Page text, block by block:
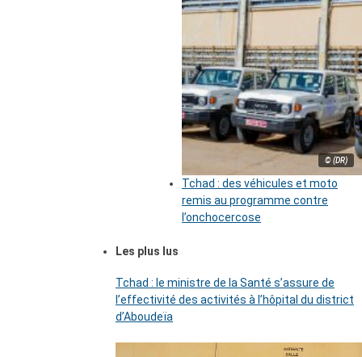
© (DR)
Tchad : des véhicules et moto
remis au programme contre
l’onchocercose
Les plus lus
Tchad : le ministre de la Santé s’assure de
l’effectivité des activités à l’hôpital du district
d’Aboudeïa